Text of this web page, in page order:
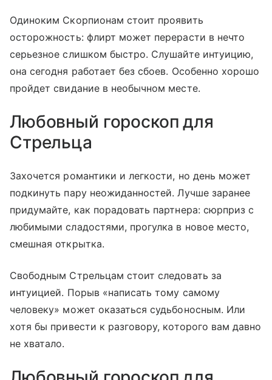
Одиноким Скорпионам стоит проявить
осторожность: флирт может перерасти в нечто
серьезное слишком быстро. Слушайте интуицию,
она сегодня работает без сбоев. Особенно хорошо
пройдет свидание в необычном месте.
Любовный гороскоп для
Стрельца
Захочется романтики и легкости, но день может
подкинуть пару неожиданностей. Лучше заранее
придумайте, как порадовать партнера: сюрприз с
любимыми сладостями, прогулка в новое место,
смешная открытка.
Свободным Стрельцам стоит следовать за
интуицией. Порыв «написать тому самому
человеку» может оказаться судьбоносным. Или
хотя бы привести к разговору, которого вам давно
не хватало.